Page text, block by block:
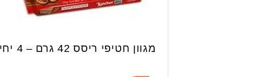
מגוון חטיפי ריסס 42 גרם – 4 יחידות ב 10.90 ש״ח.